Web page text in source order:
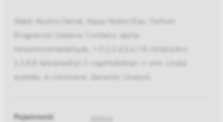
Skład: Alcohol Denat, Aqua/Water/Eau, Parfum
(Fragrance) Zawiera: Contains: alpha-
Hexylcinnamaldehyde, 1-(1,2,3,4,5,6,7,8-Octahydro-
2,3,8,8-tetramethyl-2-naphtyl)ethan-1-one, Linalyl
acetate, d-Limonene, Geraniol, Linalool.
Pojemność